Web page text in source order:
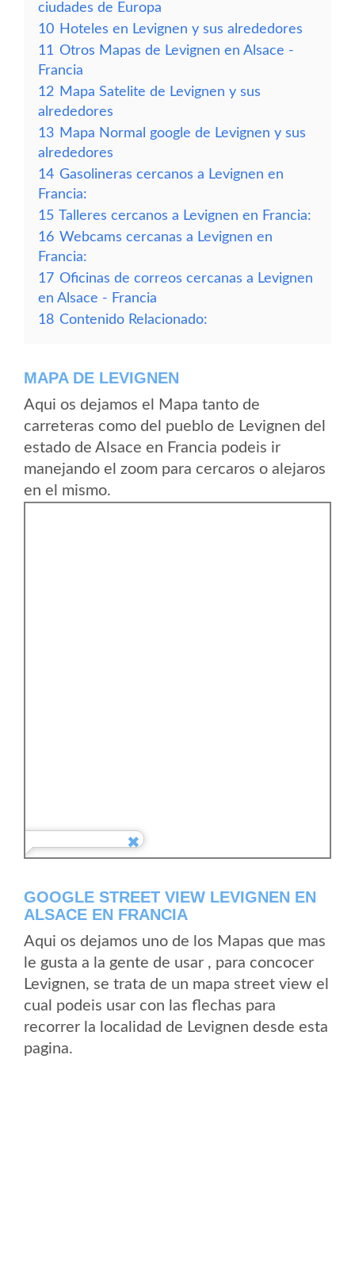
ciudades de Europa
10 Hoteles en Levignen y sus alrededores
11 Otros Mapas de Levignen en Alsace -
Francia
12 Mapa Satelite de Levignen y sus
alrededores
13 Mapa Normal google de Levignen y sus
alrededores
14 Gasolineras cercanos a Levignen en
Francia:
15 Talleres cercanos a Levignen en Francia:
16 Webcams cercanas a Levignen en
Francia:
17 Oficinas de correos cercanas a Levignen
en Alsace - Francia
18 Contenido Relacionado:
MAPA DE LEVIGNEN
Aqui os dejamos el Mapa tanto de
carreteras como del pueblo de Levignen del
estado de Alsace en Francia podeis ir
manejando el zoom para cercaros o alejaros
en el mismo.
GOOGLE STREET VIEW LEVIGNEN EN
ALSACE EN FRANCIA
Aqui os dejamos uno de los Mapas que mas
le gusta a la gente de usar , para concocer
Levignen, se trata de un mapa street view el
cual podeis usar con las flechas para
recorrer la localidad de Levignen desde esta
pagina.